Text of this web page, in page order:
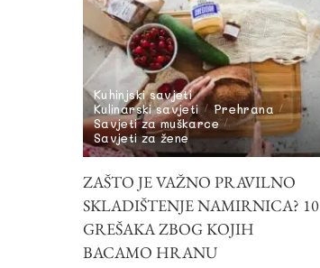
Kuhinjski savjeti
Kulinarski savjeti
Prehrana
Savjeti za muškarce
Savjeti za žene
ZAŠTO JE VAŽNO PRAVILNO
SKLADIŠTENJE NAMIRNICA? 10
GREŠAKA ZBOG KOJIH
BACAMO HRANU